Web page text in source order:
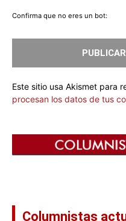
Confirma que no eres un bot:
Este sitio usa Akismet para
procesan los datos de tus
Columnistas